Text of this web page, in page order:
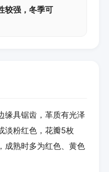
较强，冬季可
缘具锯齿，革质有光泽
淡粉红色，花瓣5枚
成熟时多为红色、黄色